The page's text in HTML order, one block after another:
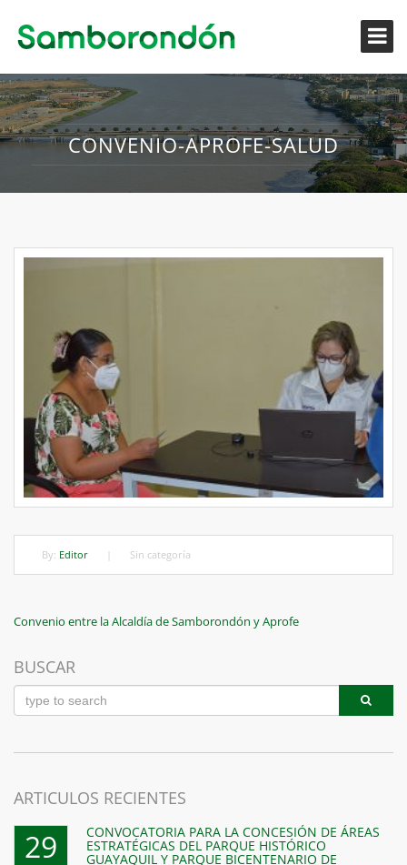
CONVENIO-APROFE-SALUD
By: Editor Sin categoría
Navegación
de
entradas
Previous
Convenio entre la Alcaldía de Samborondón y Aprofe
BUSCAR
ARTICULOS RECIENTES
29 CONVOCATORIA PARA LA CONCESIÓN DE ÁREAS
ESTRATÉGICAS DEL PARQUE HISTÓRICO
GUAYAQUIL Y PARQUE BICENTENARIO DE